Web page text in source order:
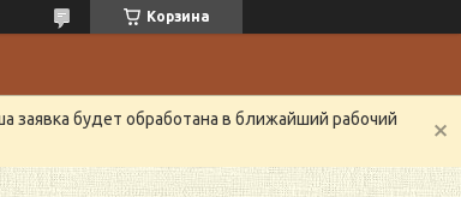
Корзина
заявка будет обработана в ближайший рабочий